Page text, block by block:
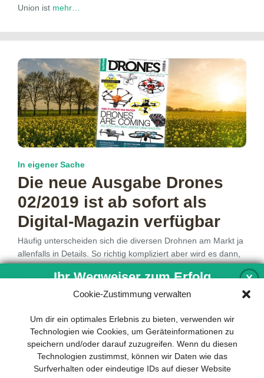
Cookie-Zustimmung verwalten
Um dir ein optimales Erlebnis zu bieten, verwenden wir
Technologien wie Cookies, um Geräteinformationen zu
speichern und/oder darauf zuzugreifen. Wenn du diesen
Technologien zustimmst, können wir Daten wie das
Surfverhalten oder eindeutige IDs auf dieser Website
Union ist mehr…
In eigener Sache
Die neue Ausgabe Drones
02/2019 ist ab sofort als
Digital-Magazin verfügbar
Häufig unterscheiden sich die diversen Drohnen am Markt ja
allenfalls in Details. So richtig kompliziert aber wird es dann,
wennmehr…
1 2 3 4
X
Ihr Wegweiser zum Erfolg
nachhaltigen Geschäftsmodells sind für
jedes Unternehmen unverzichtbar. Das
Business Model Canvas hilft, sich dabei
auf das Wesentliche zu konzentrieren
und stets im Blick zu behalten, worauf es